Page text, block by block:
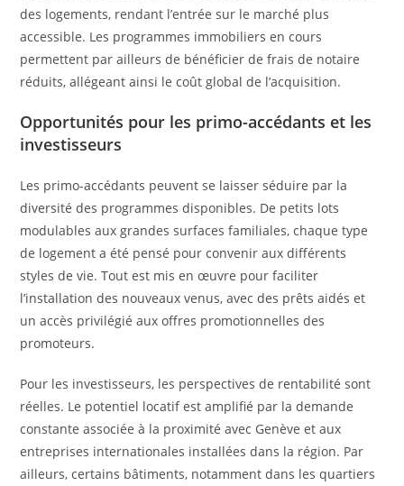
des logements, rendant l’entrée sur le marché plus
accessible. Les programmes immobiliers en cours
permettent par ailleurs de bénéficier de frais de notaire
réduits, allégeant ainsi le coût global de l’acquisition.
Opportunités pour les primo-accédants et les
investisseurs
Les primo-accédants peuvent se laisser séduire par la
diversité des programmes disponibles. De petits lots
modulables aux grandes surfaces familiales, chaque type
de logement a été pensé pour convenir aux différents
styles de vie. Tout est mis en œuvre pour faciliter
l’installation des nouveaux venus, avec des prêts aidés et
un accès privilégié aux offres promotionnelles des
promoteurs.
Pour les investisseurs, les perspectives de rentabilité sont
réelles. Le potentiel locatif est amplifié par la demande
constante associée à la proximité avec Genève et aux
entreprises internationales installées dans la région. Par
ailleurs, certains bâtiments, notamment dans les quartiers